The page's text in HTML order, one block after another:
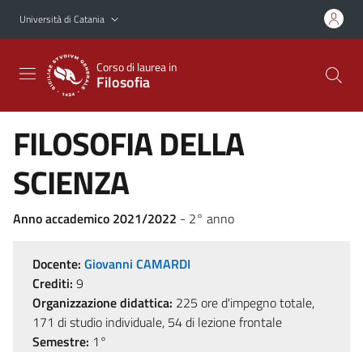
Vai al contenuto principale
Vai al menu di navigazione
Università di Catania
Corso di laurea in
Filosofia
FILOSOFIA DELLA
SCIENZA
Anno accademico 2021/2022 - 2° anno
Docente: Giovanni CAMARDI
Crediti: 9
Organizzazione didattica: 225 ore d'impegno totale,
171 di studio individuale, 54 di lezione frontale
Semestre: 1°